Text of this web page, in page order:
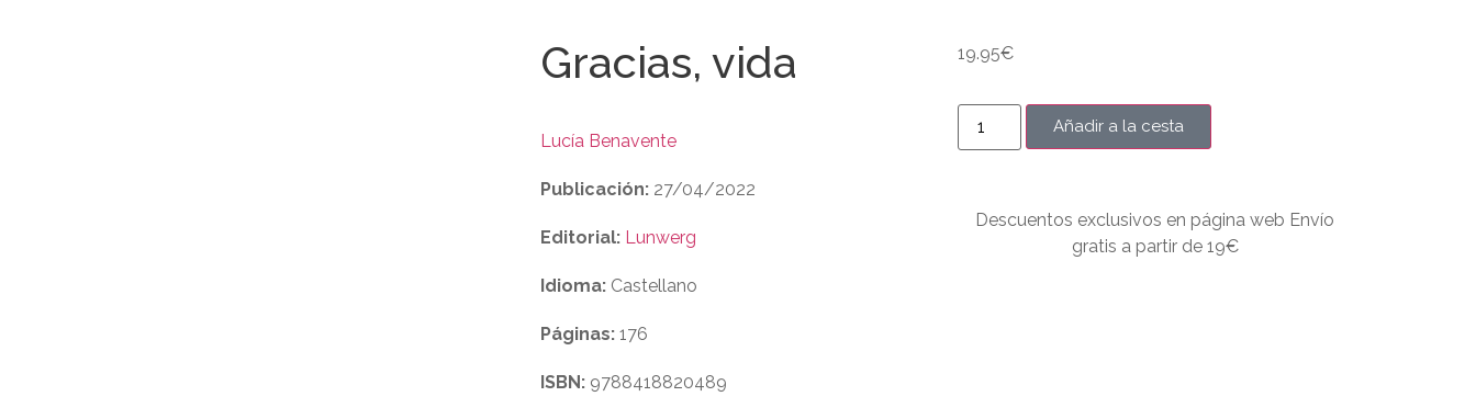
Gracias, vida
Lucía Benavente
Publicación:27/04/2022
Editorial: Lunwerg
Idioma:Castellano
Páginas:176
ISBN:9788418820489
19.95€
Añadir a la cesta
Descuentos exclusivos en página web Envío
gratis a partir de 19€